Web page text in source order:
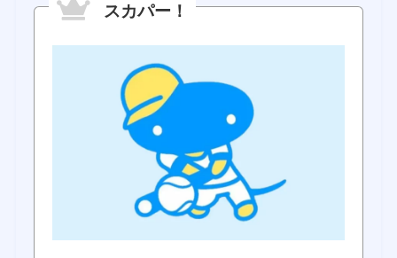
スカパー！